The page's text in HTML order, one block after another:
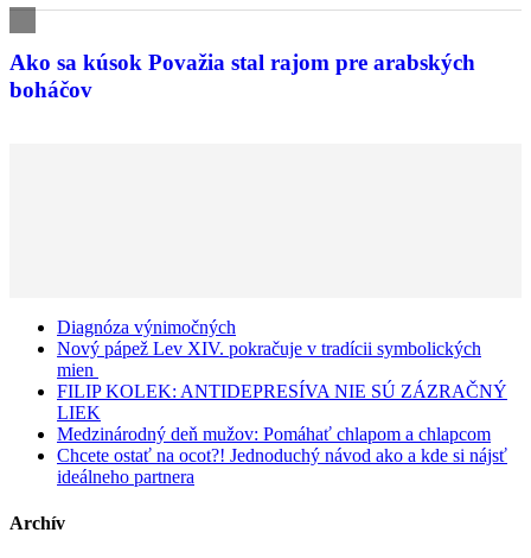
Diagnóza výnimočných
Nový pápež Lev XIV. pokračuje v tradícii symbolických
mien
FILIP KOLEK: ANTIDEPRESÍVA NIE SÚ ZÁZRAČNÝ
LIEK
Medzinárodný deň mužov: Pomáhať chlapom a chlapcom
Chcete ostať na ocot?! Jednoduchý návod ako a kde si nájsť
ideálneho partnera
Archív